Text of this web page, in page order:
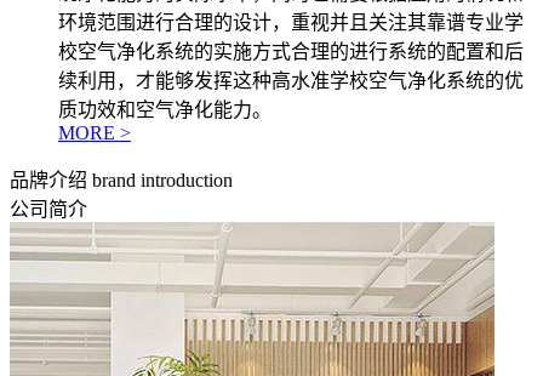
环境范围进行合理的设计，重视并且关注其靠谱专业学
校空气净化系统的实施方式合理的进行系统的配置和后
续利用，才能够发挥这种高水准学校空气净化系统的优
质功效和空气净化能力。
MORE >
品牌介绍 brand introduction
公司简介